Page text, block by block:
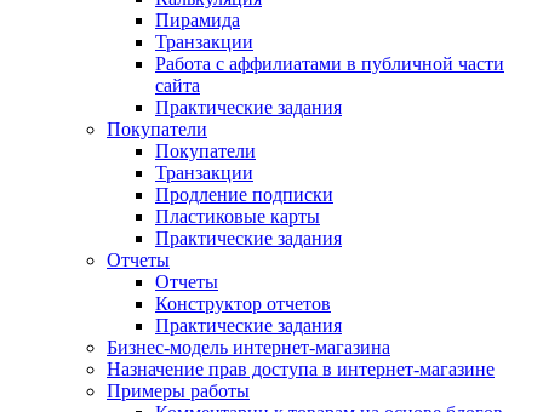
Пирамида
Транзакции
Работа с аффилиатами в публичной части
сайта
Практические задания
Покупатели
Покупатели
Транзакции
Продление подписки
Пластиковые карты
Практические задания
Отчеты
Отчеты
Конструктор отчетов
Практические задания
Бизнес-модель интернет-магазина
Назначение прав доступа в интернет-магазине
Примеры работы